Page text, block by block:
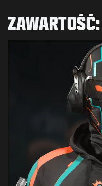
POMOC
LOGOWANIE|ZAŁÓŻ KONTO
ZAWARTOŚĆ: